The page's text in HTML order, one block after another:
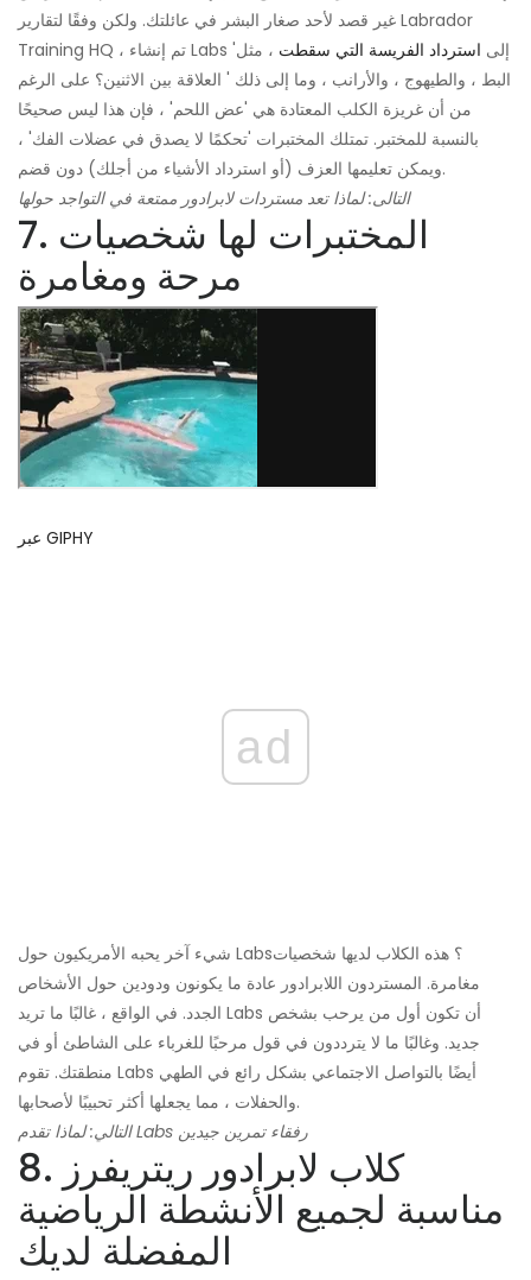
غير قصد لأحد صغار البشر في عائلتك. ولكن وفقًا لتقارير Labrador
Training HQ ، تم إنشاء Labs 'إلى استرداد الفريسة التي سقطت ، مثل
البط ، والطيهوج ، والأرانب ، وما إلى ذلك ' العلاقة بين الاثنين؟ على الرغم
من أن غريزة الكلب المعتادة هي 'عض اللحم' ، فإن هذا ليس صحيحًا
بالنسبة للمختبر. تمتلك المختبرات 'تحكمًا لا يصدق في عضلات الفك' ،
ويمكن تعليمها العزف (أو استرداد الأشياء من أجلك) دون قضم.
التالى: لماذا تعد مستردات لابرادور ممتعة في التواجد حولها
7. المختبرات لها شخصيات
مرحة ومغامرة
عبر GIPHY
ad
شيء آخر يحبه الأمريكيون حول Labs؟ هذه الكلاب لديها شخصيات
مغامرة. المستردون اللابرادور عادة ما يكونون ودودين حول الأشخاص
الجدد. في الواقع ، غالبًا ما تريد Labs أن تكون أول من يرحب بشخص
جديد. وغالبًا ما لا يترددون في قول مرحبًا للغرباء على الشاطئ أو في
منطقتك. تقوم Labs أيضًا بالتواصل الاجتماعي بشكل رائع في الطهي
والحفلات ، مما يجعلها أكثر تحبيبًا لأصحابها.
التالي: لماذا تقدم Labs رفقاء تمرين جيدين
8. كلاب لابرادور ريتريفرز
مناسبة لجميع الأنشطة الرياضية
المفضلة لديك